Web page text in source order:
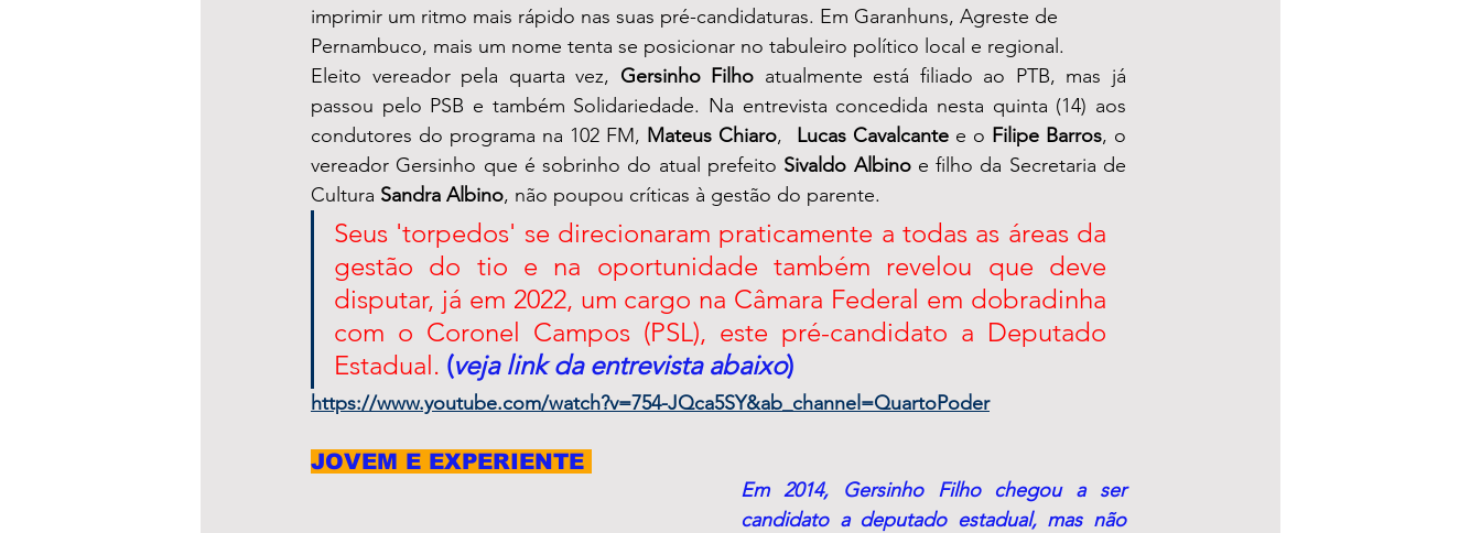
imprimir um ritmo mais rápido nas suas pré-candidaturas. Em Garanhuns, Agreste de
Pernambuco, mais um nome tenta se posicionar no tabuleiro político local e regional.
Eleito vereador pela quarta vez, Gersinho Filho atualmente está filiado ao PTB, mas já
passou pelo PSB e também Solidariedade. Na entrevista concedida nesta quinta (14) aos
condutores do programa na 102 FM, Mateus Chiaro, Lucas Cavalcante e o Filipe Barros, o
vereador Gersinho que é sobrinho do atual prefeito Sivaldo Albino e filho da Secretaria de
Cultura Sandra Albino, não poupou críticas à gestão do parente.
Seus 'torpedos' se direcionaram praticamente a todas as áreas da
gestão do tio e na oportunidade também revelou que deve
disputar, já em 2022, um cargo na Câmara Federal em dobradinha
com o Coronel Campos (PSL), este pré-candidato a Deputado
Estadual. (veja link da entrevista abaixo)
https://www.youtube.com/watch?v=754-JQca5SY&ab_channel=QuartoPoder
JOVEM E EXPERIENTE
Em 2014, Gersinho Filho chegou a ser
candidato a deputado estadual, mas não